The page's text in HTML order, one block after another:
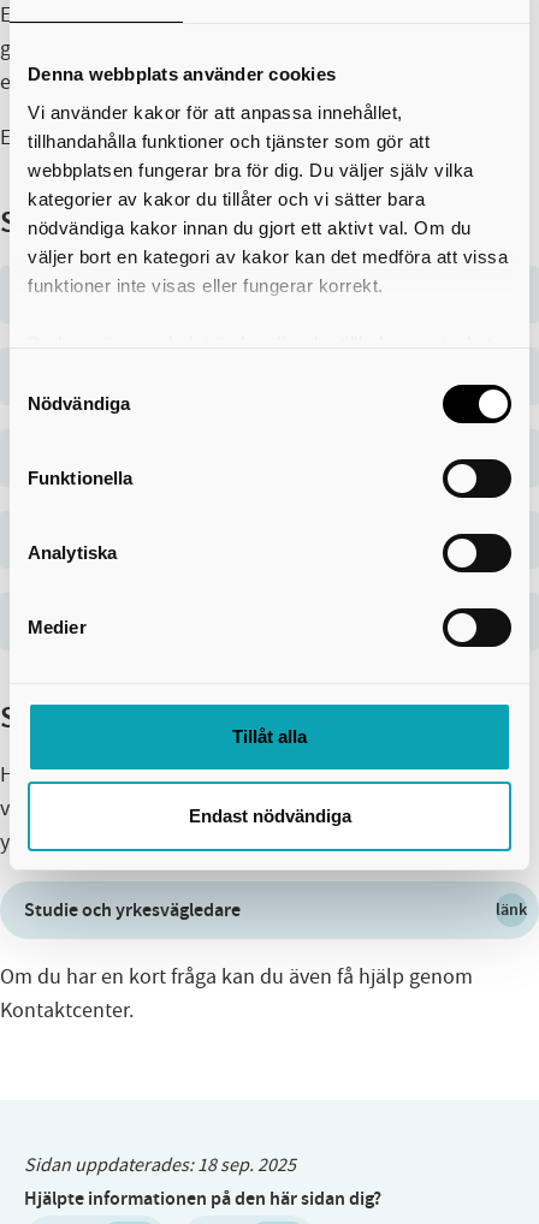
Denna webbplats använder cookies
Vi använder kakor för att anpassa innehållet,
tillhandahålla funktioner och tjänster som gör att
webbplatsen fungerar bra för dig. Du väljer själv vilka
kategorier av kakor du tillåter och vi sätter bara
nödvändiga kakor innan du gjort ett aktivt val. Om du
väljer bort en kategori av kakor kan det medföra att vissa
funktioner inte visas eller fungerar korrekt.
användning av kakor som du hittar längst ner på sidan
Nödvändiga
Funktionella
Analytiska
Medier
Tillåt alla
Endast nödvändiga
En lärlingsutbildning kan omfatta från 400 till 1600
gymnasiala poäng och planeras utifrån dina tidigare
erfarenheter och lärlingsföretagets behov.
En individuell studieplan upprättas vid utbildningsstart.
Studieinformation
Vilka förkunskaper krävs?
Studiefinansiering
Validering
Studie- och yrkesvägledning
Har du funderingar kring studier eller yrken? Vill du ha
vägledning? Välkommen att kontakta våra studie- och
yrkesvägledare.
Studie och yrkesvägledare länk
Om du har en kort fråga kan du även få hjälp genom
Kontaktcenter.
Sidan uppdaterades:18 sep. 2025
Hjälpte informationen på den här sidan dig?